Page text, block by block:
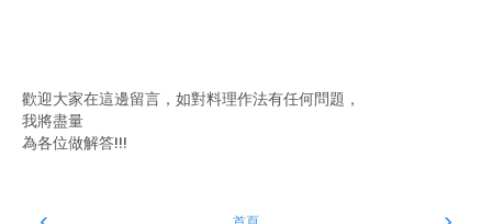
歡迎大家在這邊留言，如對料理作法有任何問題，
我將盡量
為各位做解答!!!